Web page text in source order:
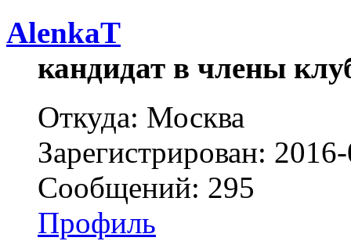
AlenkaT
кандидат в члены
Откуда: Москва
Зарегистрирован:
Сообщений: 295
Профиль